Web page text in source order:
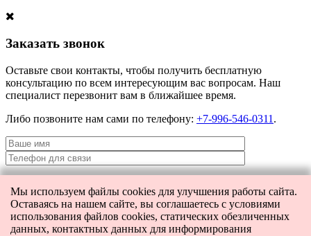
Заказать звонок
Оставьте свои контакты, чтобы получить бесплатную
консультацию по всем интересующим вас вопросам. Наш
специалист перезвонит вам в ближайшее время.
Либо позвоните нам сами по телефону: +7-996-546-0311 .
Я даю согласие наобработку персональных данныхи согласие на
передачу этих данных третьим лицам.
Мы используем файлы cookies для улучшения работы сайта.
Оставаясь на нашем сайте, вы соглашаетесь с условиями
использования файлов cookies, статических обезличенных
данных, контактных данных для информирования